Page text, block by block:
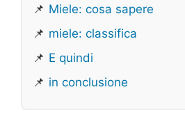
📌 Miele: cosa sapere
📌 miele: classifica
📌 E quindi
📌 in conclusione